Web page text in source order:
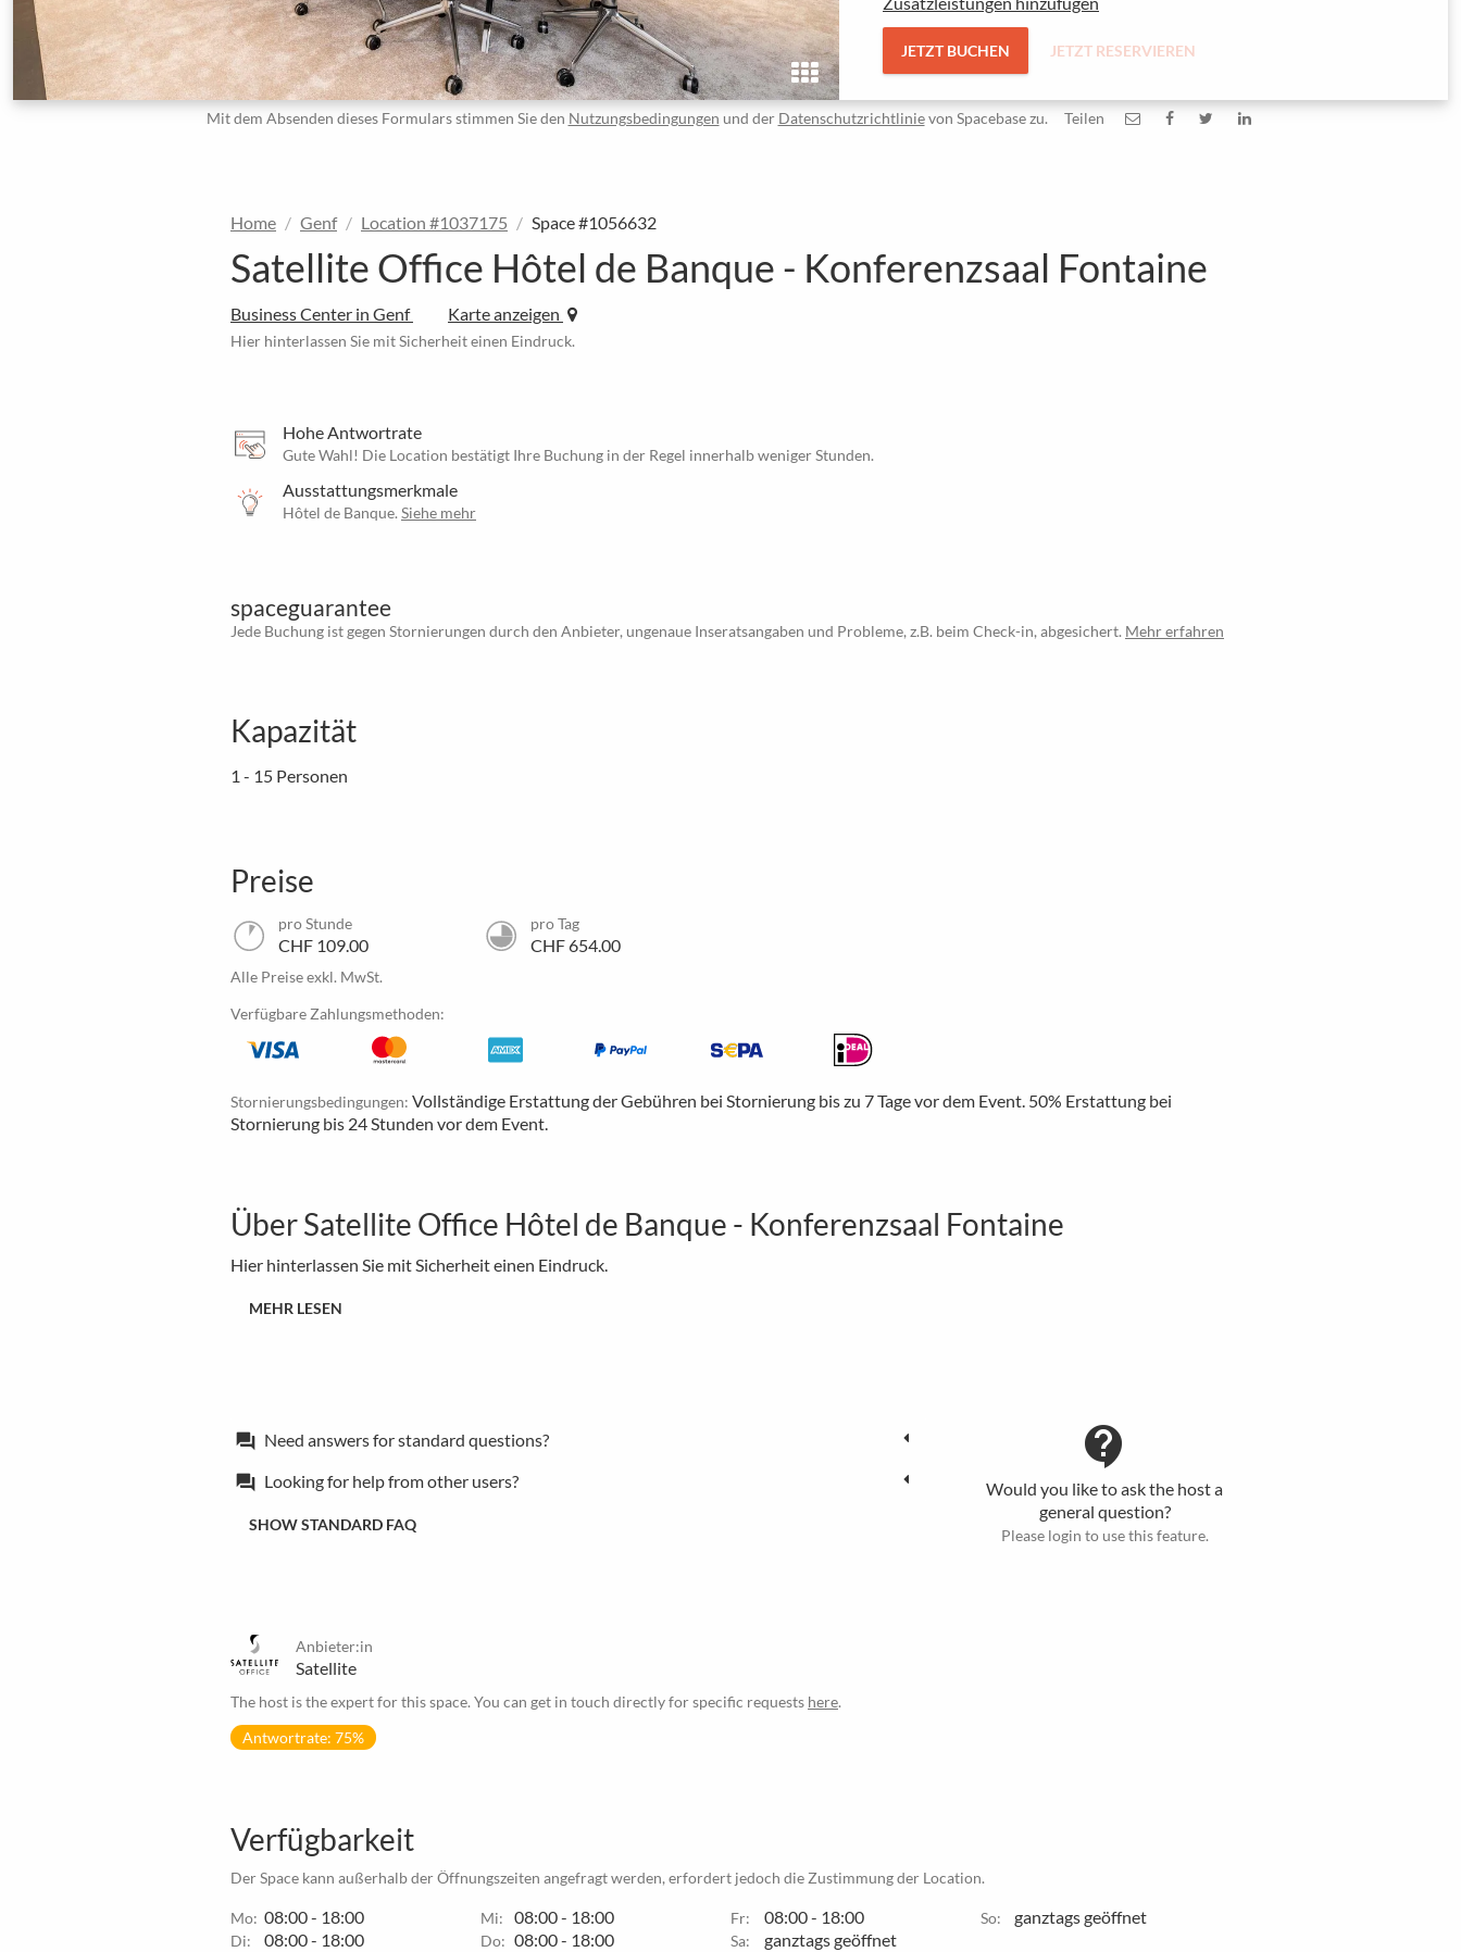
JETZT BUCHEN JETZT RESERVIEREN
Mit dem Absenden dieses Formulars stimmen Sie den Nutzungsbedingungen und der Datenschutzrichtlinievon Spacebase zu. Teilen
Home Genf Location #1037175 Space #1056632
Satellite Office Hôtel de Banque - Konferenzsaal Fontaine
Business Center in Genf Karte anzeigen
Hier hinterlassen Sie mit Sicherheit einen Eindruck.
Hohe Antwortrate
Gute Wahl! Die Location bestätigt Ihre Buchung in der Regel innerhalb weniger Stunden.
Ausstattungsmerkmale
Hôtel de Banque. Siehe mehr
spaceguarantee
Jede Buchung ist gegen Stornierungen durch den Anbieter, ungenaue Inseratsangaben und Probleme, z.B. beim Check-in, abgesichert. Mehr erfahren
Kapazität
1 - 15 Personen
Preise
pro Stunde
CHF 109.00
pro Tag
CHF 654.00
Alle Preise exkl. MwSt.
Verfügbare Zahlungsmethoden:
Stornierungsbedingungen: Vollständige Erstattung der Gebühren bei Stornierung bis zu 7 Tage vor dem Event. 50% Erstattung bei
Stornierung bis 24 Stunden vor dem Event.
Über Satellite Office Hôtel de Banque - Konferenzsaal Fontaine
Hier hinterlassen Sie mit Sicherheit einen Eindruck.
MEHR LESEN
forum Need answers for standard questions?
forum Looking for help from other users?
SHOW STANDARD FAQ
contact_support
Would you like to ask the host a
general question?
Please login to use this feature.
Anbieter:in
Satellite
The host is the expert for this space. You can get in touch directly for specific requests here.
Antwortrate: 75%
Verfügbarkeit
Der Space kann außerhalb der Öffnungszeiten angefragt werden, erfordert jedoch die Zustimmung der Location.
Mo: 08:00 - 18:00
Di: 08:00 - 18:00
Mi: 08:00 - 18:00
Do: 08:00 - 18:00
Fr: 08:00 - 18:00
Sa: ganztags geöffnet
So: ganztags geöffnet